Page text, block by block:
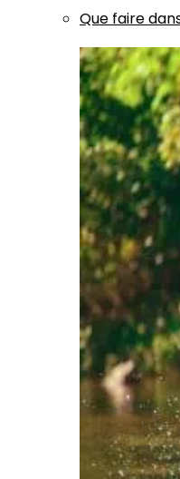
Que faire